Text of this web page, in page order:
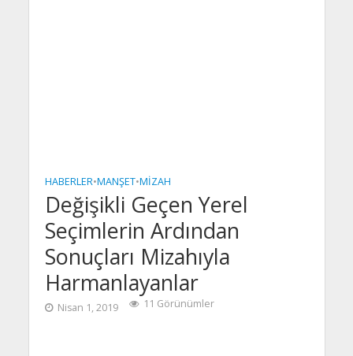
HABERLER•MANŞET•MIZAH
Değişikli Geçen Yerel
Seçimlerin Ardından
Sonuçları Mizahıyla
Harmanlayanlar
Nisan 1, 2019 11 Görünümler